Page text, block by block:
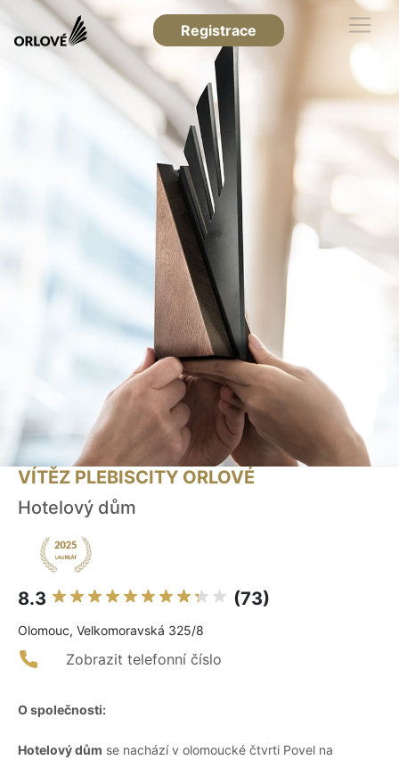
Registrace
VÍTĚZ PLEBISCITY ORLOVÉ
Hotelový dům
8.3 (73)
Olomouc, Velkomoravská 325/8
Zobrazit telefonní číslo
O společnosti:
Hotelový dům se nachází v olomoucké čtvrti Povel na